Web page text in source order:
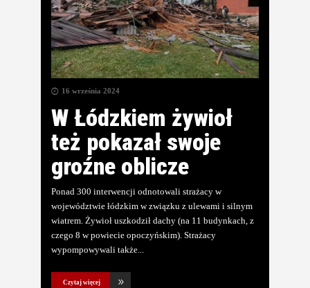
16 września 2024
W Łódzkiem żywioł
też pokazał swoje
groźne oblicze
Ponad 300 interwencji odnotowali strażacy w
województwie łódzkim w związku z ulewami i silnym
wiatrem. Żywioł uszkodził dachy (na 11 budynkach, z
czego 8 w powiecie opoczyńskim). Strażacy
wypompowywali także
Czytaj więcej